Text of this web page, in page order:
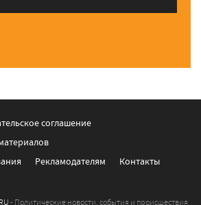
соглашение
Рекламодателям Контакты
- Политические новости, события и происшествия